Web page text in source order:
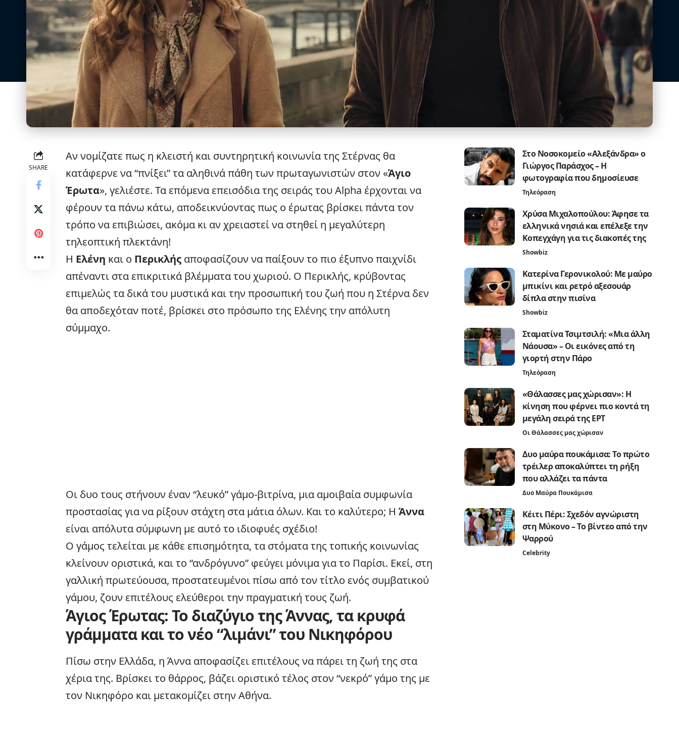
SHARE
Αν νομίζατε πως η κλειστή και συντηρητική κοινωνία της Στέρνας θα
κατάφερνε να “πνίξει” τα αληθινά πάθη των πρωταγωνιστών στον «Άγιο
Έρωτα», γελιέστε. Τα επόμενα επεισόδια της σειράς τουAlpha έρχονται να
φέρουν τα πάνω κάτω, αποδεικνύοντας πως ο έρωτας βρίσκει πάντα τον
τρόπο να επιβιώσει, ακόμα κι αν χρειαστεί να στηθεί η μεγαλύτερη
τηλεοπτική πλεκτάνη!
Η Ελένη και ο Περικλής αποφασίζουν να παίξουν το πιο έξυπνο παιχνίδι
απέναντι στα επικριτικά βλέμματα του χωριού. Ο Περικλής, κρύβοντας
επιμελώς τα δικά του μυστικά και την προσωπική του ζωή που η Στέρνα δεν
θα αποδεχόταν ποτέ, βρίσκει στο πρόσωπο της Ελένης την απόλυτη
σύμμαχο.
Οι δυο τους στήνουν έναν “λευκό” γάμο-βιτρίνα, μια αμοιβαία συμφωνία
προστασίας για να ρίξουν στάχτη στα μάτια όλων. Και το καλύτερο; Η Άννα
είναι απόλυτα σύμφωνη με αυτό το ιδιοφυές σχέδιο!
Ο γάμος τελείται με κάθε επισημότητα, τα στόματα της τοπικής κοινωνίας
κλείνουν οριστικά, και το “ανδρόγυνο” φεύγει μόνιμα για το Παρίσι. Εκεί, στη
γαλλική πρωτεύουσα, προστατευμένοι πίσω από τον τίτλο ενός συμβατικού
γάμου, ζουν επιτέλους ελεύθεροι την πραγματική τους ζωή.
Άγιος Έρωτας: Το διαζύγιο της Άννας, τα κρυφά
γράμματα και το νέο “λιμάνι” του Νικηφόρου
Πίσω στην Ελλάδα, η Άννα αποφασίζει επιτέλους να πάρει τη ζωή της στα
χέρια της. Βρίσκει το θάρρος, βάζει οριστικό τέλος στον “νεκρό” γάμο της με
τον Νικηφόρο και μετακομίζει στην Αθήνα.
Στο Νοσοκομείο «Αλεξάνδρα» ο
Γιώργος Παράσχος – Η
φωτογραφία που δημοσίευσε
Τηλεόραση
Χρύσα Μιχαλοπούλου: Άφησε τα
ελληνικά νησιά και επέλεξε την
Κοπεγχάγη για τις διακοπές της
Showbiz
Κατερίνα Γερονικολού: Με μαύρο
μπικίνι και ρετρό αξεσουάρ
δίπλα στην πισίνα
Showbiz
Σταματίνα Τσιμτσιλή: «Μια άλλη
Νάουσα» – Οι εικόνες από τη
γιορτή στην Πάρο
Τηλεόραση
«Θάλασσες μας χώρισαν»: Η
κίνηση που φέρνει πιο κοντά τη
μεγάλη σειρά της ΕΡΤ
Οι Θάλασσες μας χώρισαν
Δυο μαύρα πουκάμισα: Το πρώτο
τρέιλερ αποκαλύπτει τη ρήξη
που αλλάζει τα πάντα
Δυο Μαύρα Πουκάμισα
Κέιτι Πέρι: Σχεδόν αγνώριστη
στη Μύκονο – Το βίντεο από την
Ψαρρού
Celebrity